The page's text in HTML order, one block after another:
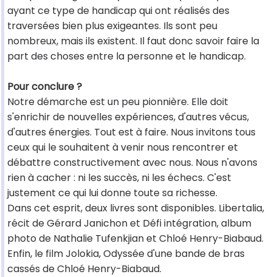
ayant ce type de handicap qui ont réalisés des
traversées bien plus exigeantes. Ils sont peu
nombreux, mais ils existent. Il faut donc savoir faire la
part des choses entre la personne et le handicap.
Pour conclure ?
Notre démarche est un peu pionnière. Elle doit
s'enrichir de nouvelles expériences, d'autres vécus,
d'autres énergies. Tout est à faire. Nous invitons tous
ceux qui le souhaitent à venir nous rencontrer et
débattre constructivement avec nous. Nous n'avons
rien à cacher : ni les succès, ni les échecs. C'est
justement ce qui lui donne toute sa richesse.
Dans cet esprit, deux livres sont disponibles. Libertalia,
récit de Gérard Janichon et Défi intégration, album
photo de Nathalie Tufenkjian et Chloé Henry-Biabaud.
Enfin, le film Jolokia, Odyssée d'une bande de bras
cassés de Chloé Henry-Biabaud.